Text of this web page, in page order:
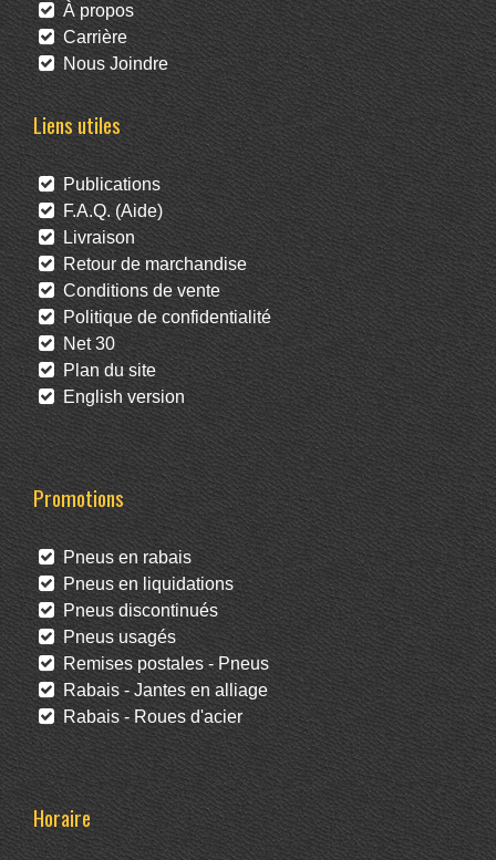
À propos
Carrière
Nous Joindre
Liens utiles
Publications
F.A.Q. (Aide)
Livraison
Retour de marchandise
Conditions de vente
Politique de confidentialité
Net 30
Plan du site
English version
Promotions
Pneus en rabais
Pneus en liquidations
Pneus discontinués
Pneus usagés
Remises postales - Pneus
Rabais - Jantes en alliage
Rabais - Roues d'acier
Horaire